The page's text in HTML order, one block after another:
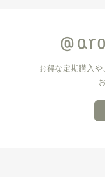
お得な定期購入